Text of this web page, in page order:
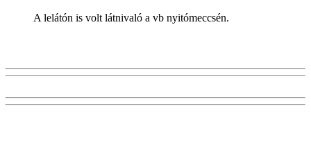
A lelátón is volt látnivaló a vb nyitómeccsén.